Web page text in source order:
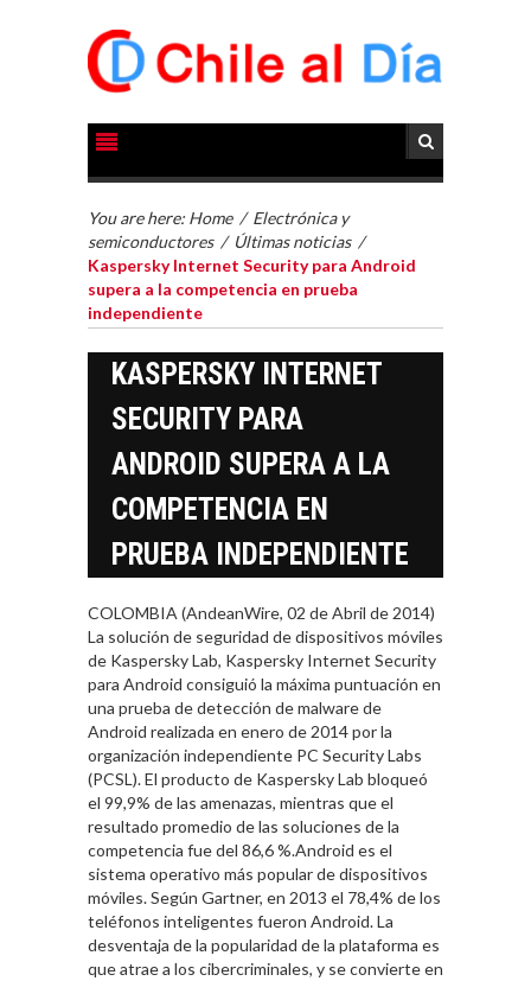
You are here: Home / Electrónica y
semiconductores / Últimas noticias /
Kaspersky Internet Security para Android
supera a la competencia en prueba
independiente
KASPERSKY INTERNET
SECURITY PARA
ANDROID SUPERA A LA
COMPETENCIA EN
PRUEBA INDEPENDIENTE
COLOMBIA (AndeanWire, 02 de Abril de 2014)
La solución de seguridad de dispositivos móviles
de Kaspersky Lab, Kaspersky Internet Security
para Android consiguió la máxima puntuación en
una prueba de detección de malware de
Android realizada en enero de 2014 por la
organización independiente PC Security Labs
(PCSL). El producto de Kaspersky Lab bloqueó
el 99,9% de las amenazas, mientras que el
resultado promedio de las soluciones de la
competencia fue del 86,6 %.Android es el
sistema operativo más popular de dispositivos
móviles. Según Gartner, en 2013 el 78,4% de los
teléfonos inteligentes fueron Android. La
desventaja de la popularidad de la plataforma es
que atrae a los cibercriminales, y se convierte en